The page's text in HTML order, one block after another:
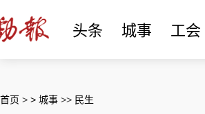
头条 城事 工会
首页 > > 城事 >> 民生